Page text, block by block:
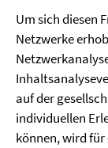
Um sich diesen
Netzwerke
auf der
individuellen
können, wird für